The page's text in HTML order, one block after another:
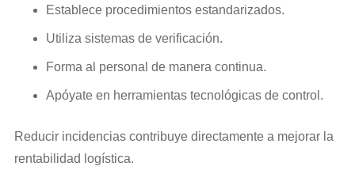
Establece procedimientos estandarizados.
Utiliza sistemas de verificación.
Forma al personal de manera continua.
Apóyate en herramientas tecnológicas de control.
Reducir incidencias contribuye directamente a mejorar la
rentabilidad logística.